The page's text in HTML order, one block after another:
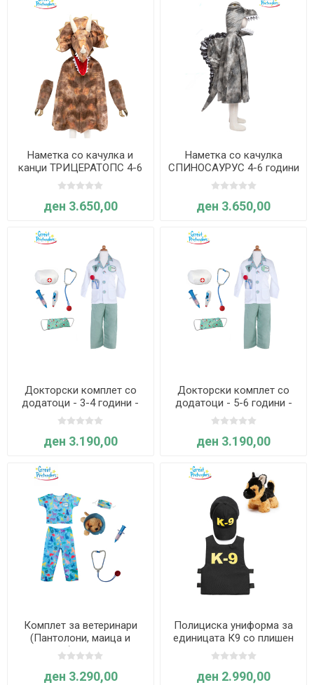
Наметка со качулка и
канџи ТРИЦЕРАТОПС 4-6
години - Great Pretenders
ден 3.650,00
Наметка со качулка
СПИНОСАУРУС 4-6 години
- Great Pretenders
ден 3.650,00
Докторски комплет со
додатоци - 3-4 години -
Great Pretenders
ден 3.190,00
Докторски комплет со
додатоци - 5-6 години -
Great Pretenders
ден 3.190,00
Комплет за ветеринари
(Пантолони, маица и
додатоци) - 5-6 години -
Great Pretenders
ден 3.290,00
Полициска униформа за
единицата К9 со плишен
германски овчар - 4-6
години - Great Pretenders
ден 2.990,00